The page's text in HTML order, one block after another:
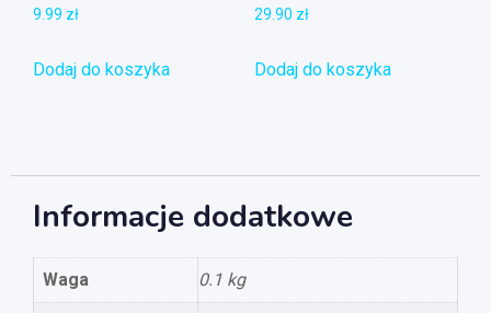
9.99 zł
Dodaj do koszyka
29.90 zł
Dodaj do koszyka
Informacje dodatkowe
Waga 0.1 kg